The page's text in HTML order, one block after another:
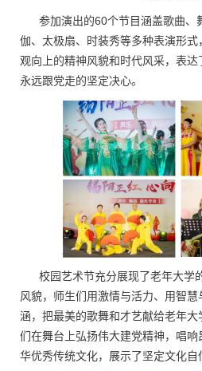
参加演出的60个节目涵盖歌曲、
伽、太极扇、时装秀等多种表演形
观向上的精神风貌和时代风采，表达
永远跟党走的坚定决心。
校园艺术节充分展现了老年大学
风貌，师生们用激情与活力、用智
涵，把最美的歌舞和才艺献给老年
们在舞台上弘扬伟大建党精神，唱
华优秀传统文化，展示了坚定文化自